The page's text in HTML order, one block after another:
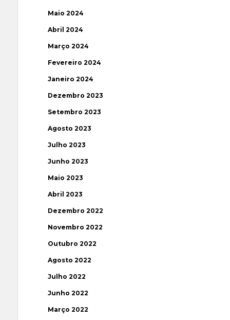
Maio 2024
Abril 2024
Março 2024
Fevereiro 2024
Janeiro 2024
Dezembro 2023
Setembro 2023
Agosto 2023
Julho 2023
Junho 2023
Maio 2023
Abril 2023
Dezembro 2022
Novembro 2022
Outubro 2022
Agosto 2022
Julho 2022
Junho 2022
Março 2022